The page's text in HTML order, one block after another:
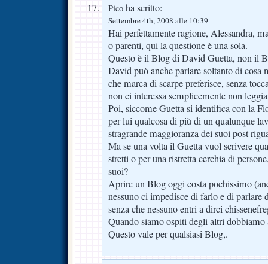
Pico ha scritto:
Settembre 4th, 2008 alle 10:39
Hai perfettamente ragione, Alessandra,
o parenti, qui la questione è una sola.
Questo è il Blog di David Guetta, non il
David può anche parlare soltanto di
che marca di scarpe preferisce, senza
non ci interessa semplicemente non
Poi, siccome Guetta si identifica con la
per lui qualcosa di più di un qualunque
stragrande maggioranza dei suoi post
Ma se una volta il Guetta vuol scrivere
stretti o per una ristretta cerchia di
suoi?
Aprire un Blog oggi costa pochissimo
nessuno ci impedisce di farlo e di parlare
senza che nessuno entri a dirci
Quando siamo ospiti degli altri dobbiamo
Questo vale per qualsiasi Blog,.